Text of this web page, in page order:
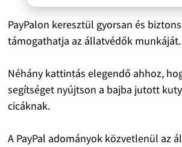
PayPalon keresztül gyorsan és
támogathatja az állatvédők munkáját.
Néhány kattintás elegendő ahhoz,
segítséget nyújtson a bajba jutott
cicáknak.
A PayPal adományok közvetlenül az